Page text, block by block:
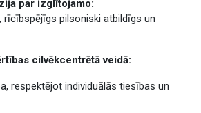
par izglītojamo:
rīcībspējīgs pilsoniski atbildīgs un
cilvēkcentrētā veidā:
respektējot individuālās tiesības un